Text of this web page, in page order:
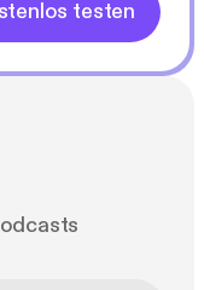
testen